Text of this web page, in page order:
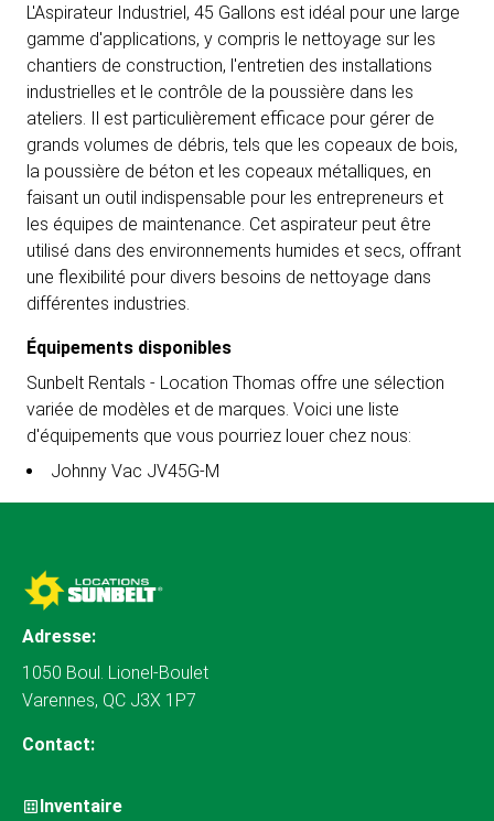
L'Aspirateur Industriel, 45 Gallons est idéal pour une large
gamme d'applications, y compris le nettoyage sur les
chantiers de construction, l'entretien des installations
industrielles et le contrôle de la poussière dans les
ateliers. Il est particulièrement efficace pour gérer de
grands volumes de débris, tels que les copeaux de bois,
la poussière de béton et les copeaux métalliques, en
faisant un outil indispensable pour les entrepreneurs et
les équipes de maintenance. Cet aspirateur peut être
utilisé dans des environnements humides et secs, offrant
une flexibilité pour divers besoins de nettoyage dans
différentes industries.
Équipements disponibles
Sunbelt Rentals - Location Thomas offre une sélection
variée de modèles et de marques. Voici une liste
d'équipements que vous pourriez louer chez nous:
Johnny Vac JV45G-M
Adresse:
1050 Boul. Lionel-Boulet
Varennes, QC J3X 1P7
Contact:
Inventaire